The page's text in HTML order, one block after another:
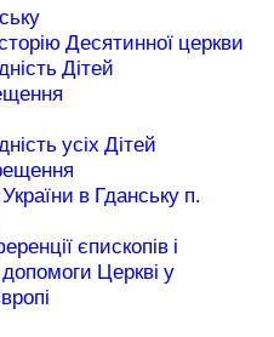
Десятинної церкви
Дітей
усіх Дітей
в Гданську п.
єпископів і
Церкві у